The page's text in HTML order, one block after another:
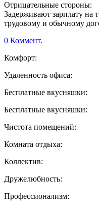
Отрицательные стороны:
Задерживают зарплату на
трудовому и обычному
0 Коммент.
Комфорт:
Удаленность офиса:
Бесплатные вкусняшки:
Бесплатные вкусняшки:
Чистота помещений:
Комната отдыха:
Коллектив:
Дружелюбность:
Профессионализм: